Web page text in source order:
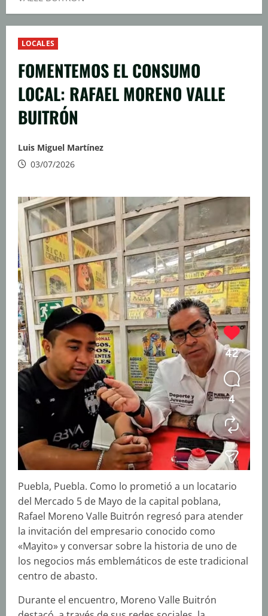
LOCALES
FOMENTEMOS EL CONSUMO
LOCAL: RAFAEL MORENO VALLE
BUITRÓN
Luis Miguel Martínez
03/07/2026
Puebla, Puebla. Como lo prometió a un locatario
del Mercado 5 de Mayo de la capital poblana,
Rafael Moreno Valle Buitrón regresó para atender
la invitación del empresario conocido como
«Mayito» y conversar sobre la historia de uno de
los negocios más emblemáticos de este tradicional
centro de abasto.
Durante el encuentro, Moreno Valle Buitrón